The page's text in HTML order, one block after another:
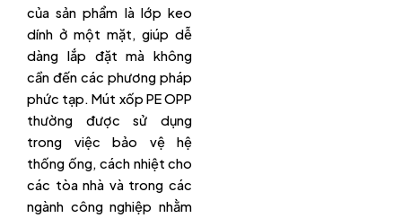
của sản phẩm là lớp keo
dính ở một mặt, giúp dễ
dàng lắp đặt mà không
cần đến các phương pháp
phức tạp. Mút xốp PE OPP
thường được sử dụng
trong việc bảo vệ hệ
thống ống, cách nhiệt cho
các tòa nhà và trong các
ngành công nghiệp nhằm